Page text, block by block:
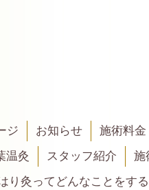
ジ お知らせ 施術料金
温灸
スタッフ紹介 施
り灸ってどんなことをす